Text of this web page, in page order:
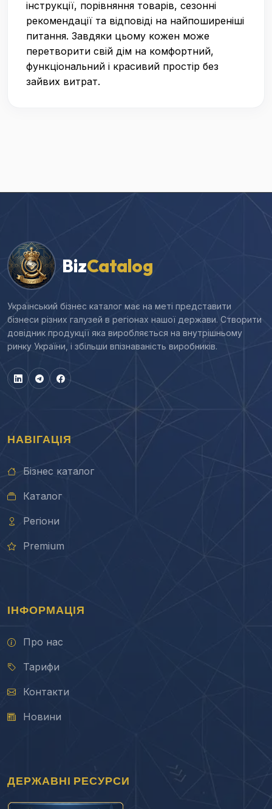
інструкції, порівняння товарів, сезонні
рекомендації та відповіді на найпоширеніші
питання. Завдяки цьому кожен може
перетворити свій дім на комфортний,
функціональний і красивий простір без
зайвих витрат.
BizCatalog
Український бізнес каталог має на меті представити
бізнеси різних галузей в регіонах нашої держави. Створити
довідник продукції яка виробляється на внутрішньому
ринку України, і збільши впізнаваність виробників.
НАВІГАЦІЯ
Бізнес каталог
Каталог
Регіони
Premium
ІНФОРМАЦІЯ
Про нас
Тарифи
Контакти
Новини
ДЕРЖАВНІ РЕСУРСИ